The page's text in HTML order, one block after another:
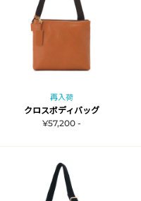
再入荷
クロスボディバッグ
¥57,200 -